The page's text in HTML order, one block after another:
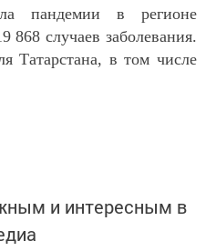
пандемии в регионе
868 случаев заболевания.
Татарстана, в том числе
и интересным в